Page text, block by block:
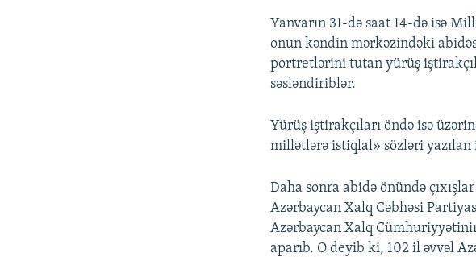
Yanvarın 31-də saat 14-də isə
onun kəndin mərkəzindəki
portretlərini tutan yürüş
səsləndiriblər.
Yürüş iştirakçıları öndə isə
millətlərə istiqlal» sözləri
Daha sonra abidə önündə
Azərbaycan Xalq Cəbhəsi
Azərbaycan Xalq
aparıb. O deyib ki, 102 il əvvəl